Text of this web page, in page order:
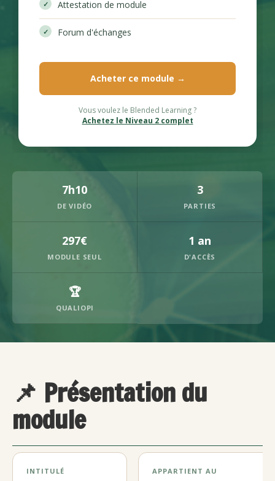
Attestation de module
Forum d'échanges
Acheter ce module →
Vous voulez le Blended Learning ?
Achetez le Niveau 2 complet
7h10
DE VIDÉO
3
PARTIES
297€
MODULE SEUL
1 an
D'ACCÈS
🏆
QUALIOPI
📌 Présentation du
module
INTITULÉ APPARTIENT AU